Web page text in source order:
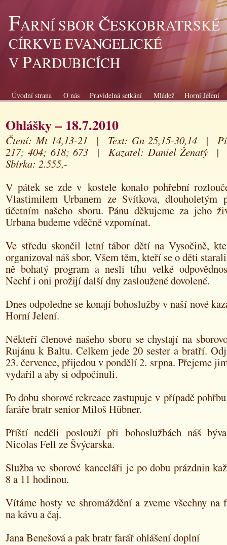
FARNÍ SBOR ČESKOBRATRSKÉ
CÍRKVE EVANGELICKÉ
VPARDUBICÍCH
Úvodní strana O nás Pravidelná setkání Mládež Horní Jelení
Ohlášky – 18.7.2010
Čtení: Mt 14,13-21 | Text: Gn 25,15-30,14 |
217; 404; 618; 673 | Kazatel: Daniel Ženatý
Sbírka: 2.555,-
V pátek se zde v kostele konalo pohřební
Vlastimilem Urbanem ze Svítkova, dlouholetým
účetním našeho sboru. Pánu děkujeme za jeho
Urbana budeme vděčně vzpomínat.
Ve středu skončil letní tábor dětí na Vysočině,
organizoval náš sbor. Všem těm, kteří se o děti
ně bohatý program a nesli tíhu velké
Nechť i oni prožijí další dny zasloužené dovolené.
Dnes odpoledne se konají bohoslužby v naší nové
Horní Jelení.
Někteří členové našeho sboru se chystají na
Rujánu k Baltu. Celkem jede 20 sester a bratří.
23. července, přijedou v pondělí 2. srpna. Přejeme
vydařil a aby si odpočinuli.
Po dobu sborové rekreace zastupuje v případě
faráře bratr senior Miloš Hübner.
Příští neděli poslouží při bohoslužbách náš
Nicolas Fell ze Švýcarska.
Služba ve sborové kanceláři je po dobu prázdnin
8 a 11 hodinou.
Vítáme hosty ve shromáždění a zveme všechny na
na kávu a čaj.
Jana Benešová a pak bratr farář ohlášení doplní